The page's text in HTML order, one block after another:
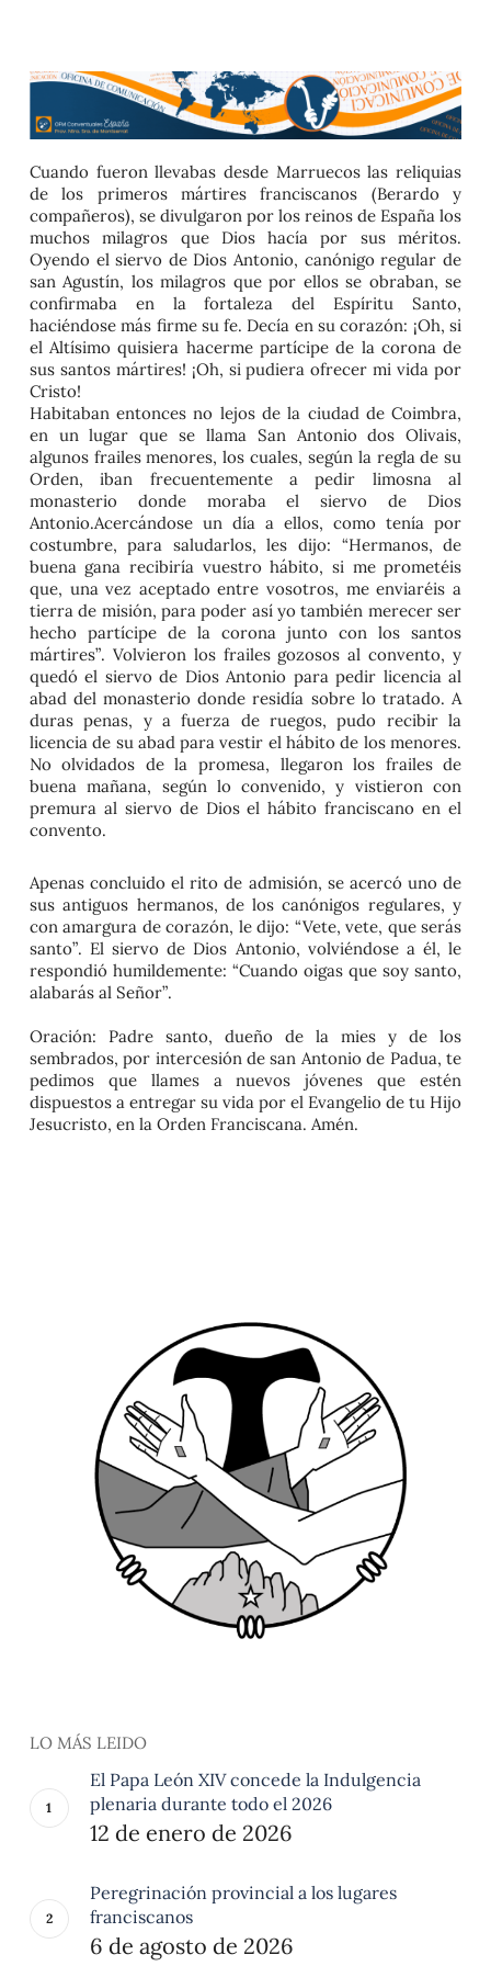
Cuando fueron llevabas desde Marruecos las reliquias
de los primeros mártires franciscanos (Berardo y
compañeros), se divulgaron por los reinos de España los
muchos milagros que Dios hacía por sus méritos.
Oyendo el siervo de Dios Antonio, canónigo regular de
san Agustín, los milagros que por ellos se obraban, se
confirmaba en la fortaleza del Espíritu Santo,
haciéndose más firme su fe. Decía en su corazón: ¡Oh, si
el Altísimo quisiera hacerme partícipe de la corona de
sus santos mártires! ¡Oh, si pudiera ofrecer mi vida por
Cristo!
Habitaban entonces no lejos de la ciudad de Coimbra,
en un lugar que se llama San Antonio dos Olivais,
algunos frailes menores, los cuales, según la regla de su
Orden, iban frecuentemente a pedir limosna al
monasterio donde moraba el siervo de Dios
Antonio.Acercándose un día a ellos, como tenía por
costumbre, para saludarlos, les dijo: “Hermanos, de
buena gana recibiría vuestro hábito, si me prometéis
que, una vez aceptado entre vosotros, me enviaréis a
tierra de misión, para poder así yo también merecer ser
hecho partícipe de la corona junto con los santos
mártires”. Volvieron los frailes gozosos al convento, y
quedó el siervo de Dios Antonio para pedir licencia al
abad del monasterio donde residía sobre lo tratado. A
duras penas, y a fuerza de ruegos, pudo recibir la
licencia de su abad para vestir el hábito de los menores.
No olvidados de la promesa, llegaron los frailes de
buena mañana, según lo convenido, y vistieron con
premura al siervo de Dios el hábito franciscano en el
convento.
Apenas concluido el rito de admisión, se acercó uno de
sus antiguos hermanos, de los canónigos regulares, y
con amargura de corazón, le dijo: “Vete, vete, que serás
santo”. El siervo de Dios Antonio, volviéndose a él, le
respondió humildemente: “Cuando oigas que soy santo,
alabarás al Señor”.
Oración:
Padre santo, dueño de la mies y de los
sembrados, por intercesión de san Antonio de Padua, te
pedimos que llames a nuevos jóvenes que estén
dispuestos a entregar su vida por el Evangelio de tu Hijo
Jesucristo, en la Orden Franciscana. Amén.
LO MÁS LEIDO
El Papa León XIV concede la Indulgencia
plenaria durante todo el 2026
12 de enero de 2026
Peregrinación provincial a los lugares
franciscanos
6 de agosto de 2026